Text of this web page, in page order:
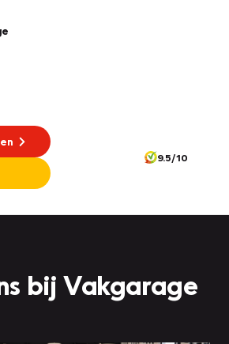
9.5/10
bij Vakgarage